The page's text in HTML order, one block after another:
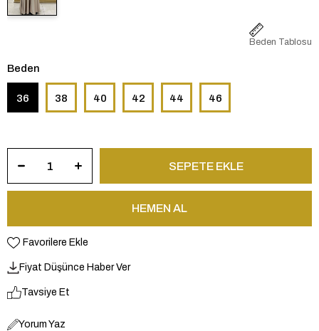
Beden Tablosu
Beden
36 38 40 42 44 46
Favorilere Ekle
Fiyat Düşünce Haber Ver
Tavsiye Et
Yorum Yaz